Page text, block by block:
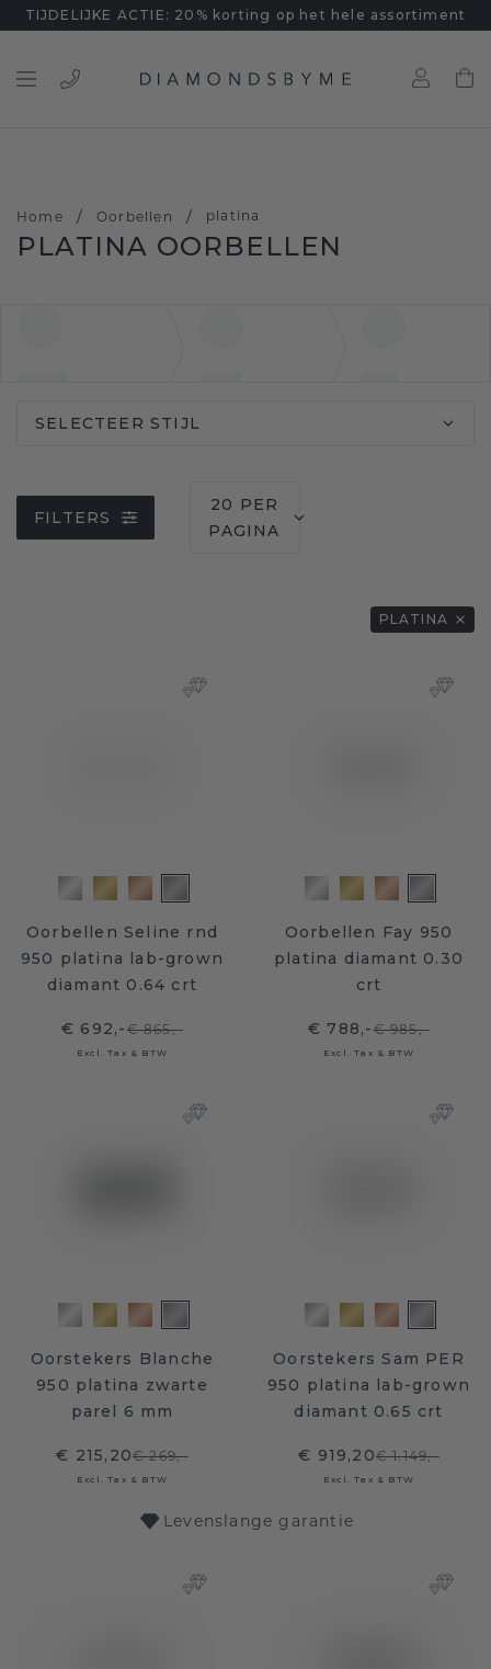
TIJDELIJKE ACTIE: 20% korting op het hele assortiment
Home / Oorbellen / platina
PLATINA OORBELLEN
SELECTEER STIJL
FILTERS
20 PER
PAGINA
PLATINA
Oorbellen Seline rnd
950 platina lab-grown
diamant 0.64 crt
€ 692,-€ 865,-
Excl. Tax & BTW
Oorbellen Fay 950
platina diamant 0.30
crt
€ 788,-€ 985,-
Excl. Tax & BTW
Oorstekers Blanche
950 platina zwarte
parel 6 mm
€ 215,20€ 269,-
Excl. Tax & BTW
Oorstekers Sam PER
950 platina lab-grown
diamant 0.65 crt
€ 919,20€ 1.149,-
Excl. Tax & BTW
Levenslange garantie